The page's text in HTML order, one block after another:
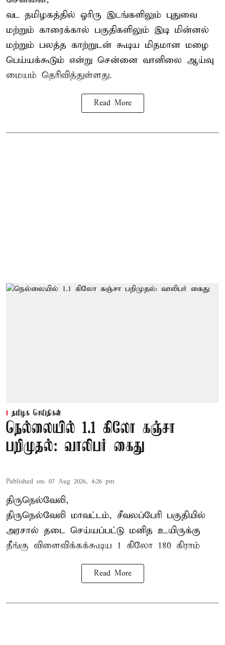
வட தமிழகத்தில் ஓரிரு இடங்களிலும் புதுவை
மற்றும் காரைக்கால் பகுதிகளிலும் இடி மின்னல்
மற்றும் பலத்த காற்றுடன் கூடிய மிதமான மழை
பெய்யக்கூடும் என்று சென்னை வானிலை ஆய்வு
மையம் தெரிவித்துள்ளது.
Read More
தமிழக செய்திகள்
நெல்லையில் 1.1 கிலோ கஞ்சா
பறிமுதல்: வாலிபர் கைது
Published on: 07 Aug 2026, 4:26 pm
திருநெல்வேலி,
திருநெல்வேலி மாவட்டம், சீவலப்பேரி பகுதியில்
அரசால் தடை செய்யப்பட்டு மனித உயிருக்கு
தீங்கு விளைவிக்கக்கூடிய 1 கிலோ 180 கிராம்
Read More